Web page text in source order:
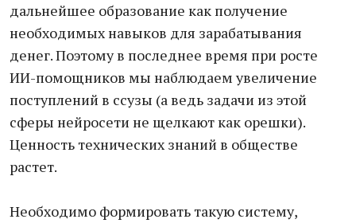
дальнейшее образование как получение
необходимых навыков для зарабатывания
денег. Поэтому в последнее время при росте
ИИ-помощников мы наблюдаем увеличение
поступлений в ссузы (а ведь задачи из этой
сферы нейросети не щелкают как орешки).
Ценность технических знаний в обществе
растет.
Необходимо формировать такую систему,